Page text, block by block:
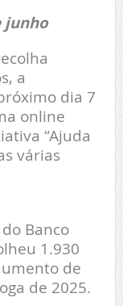
junho
a
dia 7
online
“Ajuda
várias
Banco
1.930
de
de 2025.